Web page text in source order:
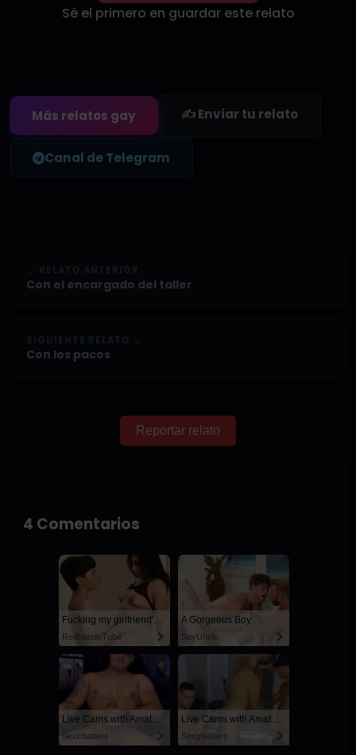
Sé el primero en guardar este relato
Más relatos gay ✍️ Enviar tu relato
Canal de Telegram
Con el encargado del taller
Con los pacos
Reportar relato
4 Comentarios
Fucking my girlfriend's hot mommy by mistake
RedhandsTube
A Gorgeous Boy
SayUncle
Live Cams with Amateur Men
Sexchatters
Live Cams with Amateur Men
Sexchatters